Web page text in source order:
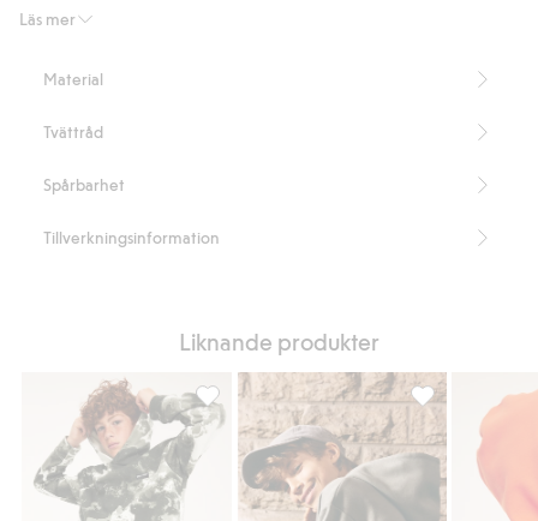
Läs mer
Artikelnummer
Material
Tvättråd
Spårbarhet
Tillverkningsinformation
Liknande produkter
Hoodie med marmortryck, Lägg till i
Hoodie med